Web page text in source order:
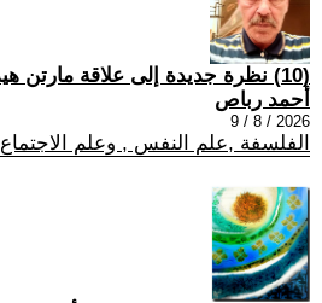
(10) نظرة جديدة إلى علاقة مارتن هيدغر بالنازية
أحمد رباص
2026 / 8 / 9
الفلسفة ,علم النفس , وعلم الاجتماع